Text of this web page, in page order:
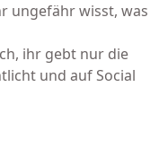
ungefähr wisst, was
ihr gebt nur die
und auf Social